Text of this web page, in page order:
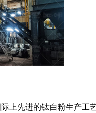
上先进的钛白粉生产